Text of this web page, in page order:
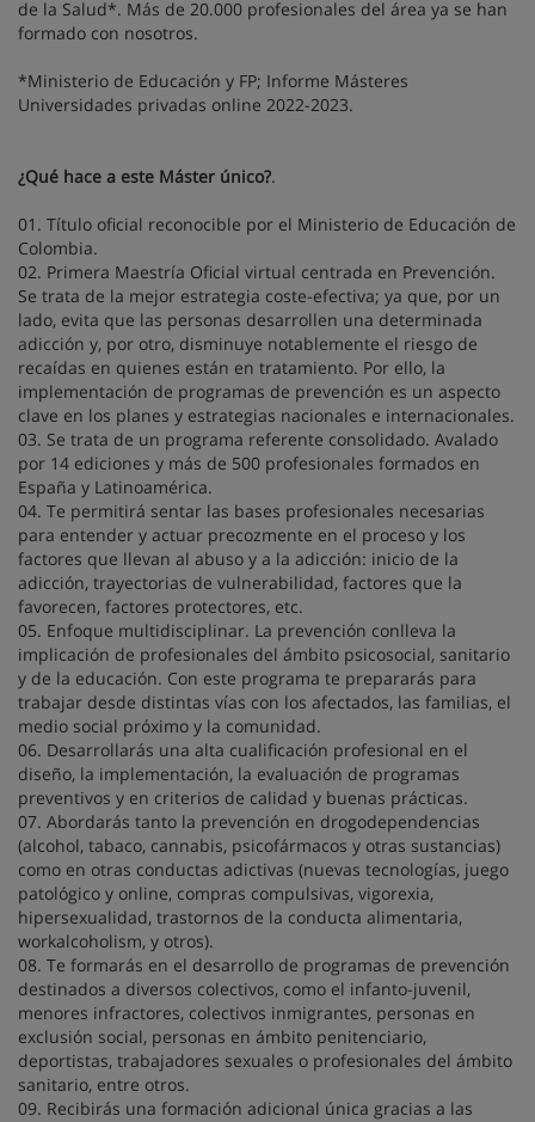
de la Salud*. Más de 20.000 profesionales del área ya se han
formado con nosotros.
*Ministerio de Educación y FP; Informe Másteres
Universidades privadas online 2022-2023.
¿Qué hace a este Máster único?.
01. Título oficial reconocible por el Ministerio de Educación de
Colombia.
02. Primera Maestría Oficial virtual centrada en Prevención.
Se trata de la mejor estrategia coste-efectiva; ya que, por un
lado, evita que las personas desarrollen una determinada
adicción y, por otro, disminuye notablemente el riesgo de
recaídas en quienes están en tratamiento. Por ello, la
implementación de programas de prevención es un aspecto
clave en los planes y estrategias nacionales e internacionales.
03. Se trata de un programa referente consolidado. Avalado
por 14 ediciones y más de 500 profesionales formados en
España y Latinoamérica.
04. Te permitirá sentar las bases profesionales necesarias
para entender y actuar precozmente en el proceso y los
factores que llevan al abuso y a la adicción: inicio de la
adicción, trayectorias de vulnerabilidad, factores que la
favorecen, factores protectores, etc.
05. Enfoque multidisciplinar. La prevención conlleva la
implicación de profesionales del ámbito psicosocial, sanitario
y de la educación. Con este programa te prepararás para
trabajar desde distintas vías con los afectados, las familias, el
medio social próximo y la comunidad.
06. Desarrollarás una alta cualificación profesional en el
diseño, la implementación, la evaluación de programas
preventivos y en criterios de calidad y buenas prácticas.
07. Abordarás tanto la prevención en drogodependencias
(alcohol, tabaco, cannabis, psicofármacos y otras sustancias)
como en otras conductas adictivas (nuevas tecnologías, juego
patológico y online, compras compulsivas, vigorexia,
hipersexualidad, trastornos de la conducta alimentaria,
workalcoholism, y otros).
08. Te formarás en el desarrollo de programas de prevención
destinados a diversos colectivos, como el infanto-juvenil,
menores infractores, colectivos inmigrantes, personas en
exclusión social, personas en ámbito penitenciario,
deportistas, trabajadores sexuales o profesionales del ámbito
sanitario, entre otros.
09. Recibirás una formación adicional única gracias a las